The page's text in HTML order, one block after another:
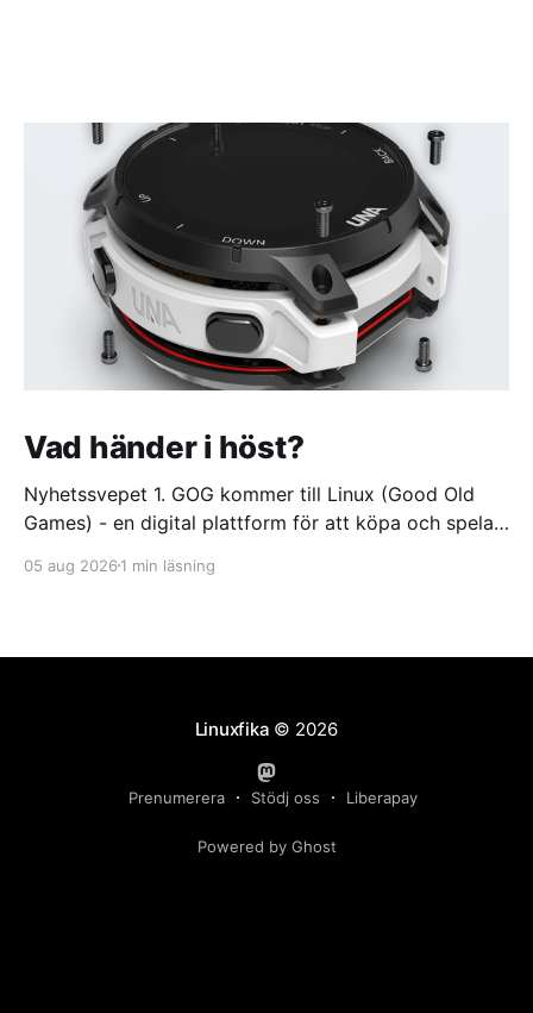
Vad händer i höst?
Nyhetssvepet 1. GOG kommer till Linux (Good Old
Games) - en digital plattform för att köpa och spela
coming-to-linux/ 2. DuckDuckGo börjar sälja dumma
borjar-salja-dumma-glasogon/
05 aug 2026 1 min läsning
Linuxfika © 2026
Prenumerera Stödj oss Liberapay
Powered by Ghost